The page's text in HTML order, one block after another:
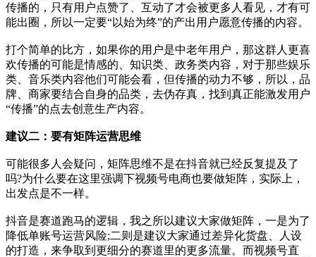
传播的，只有用户点赞了、互动了才会被更多人看见，才有可
能出圈，所以一定要“以始为终”的产出用户愿意传播的内容。
打个简单的比方，如果你的用户是中老年用户，那这群人更喜
欢传播的可能是情感的、知识类、政务类内容，对于那些娱乐
类、音乐类内容他们可能会看，但传播的动力不够，所以，品
牌、商家要结合自身的品类，去伪存真，找到真正能激发用户
“传播”的点去创意生产内容。
建议二：要有矩阵运营思维
可能很多人会疑问，矩阵思维不是在抖音就已经反复提及了
吗?为什么要在这里强调下视频号电商也要做矩阵，实际上，
出发点是不一样。
抖音是赛道跑马的逻辑，我之所以建议大家做矩阵，一是为了
降低单账号运营风险;二则是建议大家通过差异化货盘、人设
的打造，来争取到更细分的赛道里的更多流量。而视频号直